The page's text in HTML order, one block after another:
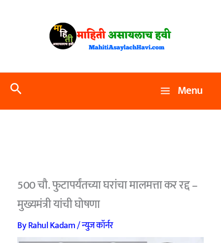
Search Menu
500 चौ. फुटापर्यंतच्या घरांचा मालमत्ता कर रद्द –
मुख्यमंत्री यांची घोषणा
ByRahul Kadam/न्युज कॉर्नर